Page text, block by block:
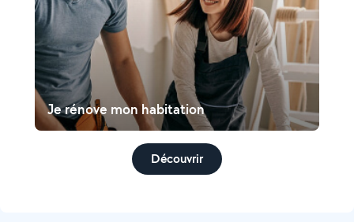
Je rénove mon habitation
Découvrir